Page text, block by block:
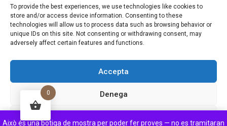
To provide the best experiences, we use technologies like cookies to
store and/or access device information. Consenting to these
technologies will allow us to process data such as browsing behavior or
unique IDs on this site. Not consenting or withdrawing consent, may
adversely affect certain features and functions.
Accepta
Denega
Això és una botiga de mostra per poder fer proves — no es tramitaran
Aviso Legal●Política de Privacidad●Política de
Cookies●Configuración de Cookies●Mapa del
Sitio ●Declaración de Accesibilidad
0